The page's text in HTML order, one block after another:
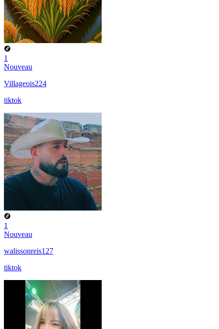
1
Nouveau
Villageois224
tiktok
1
Nouveau
walissonreis127
tiktok